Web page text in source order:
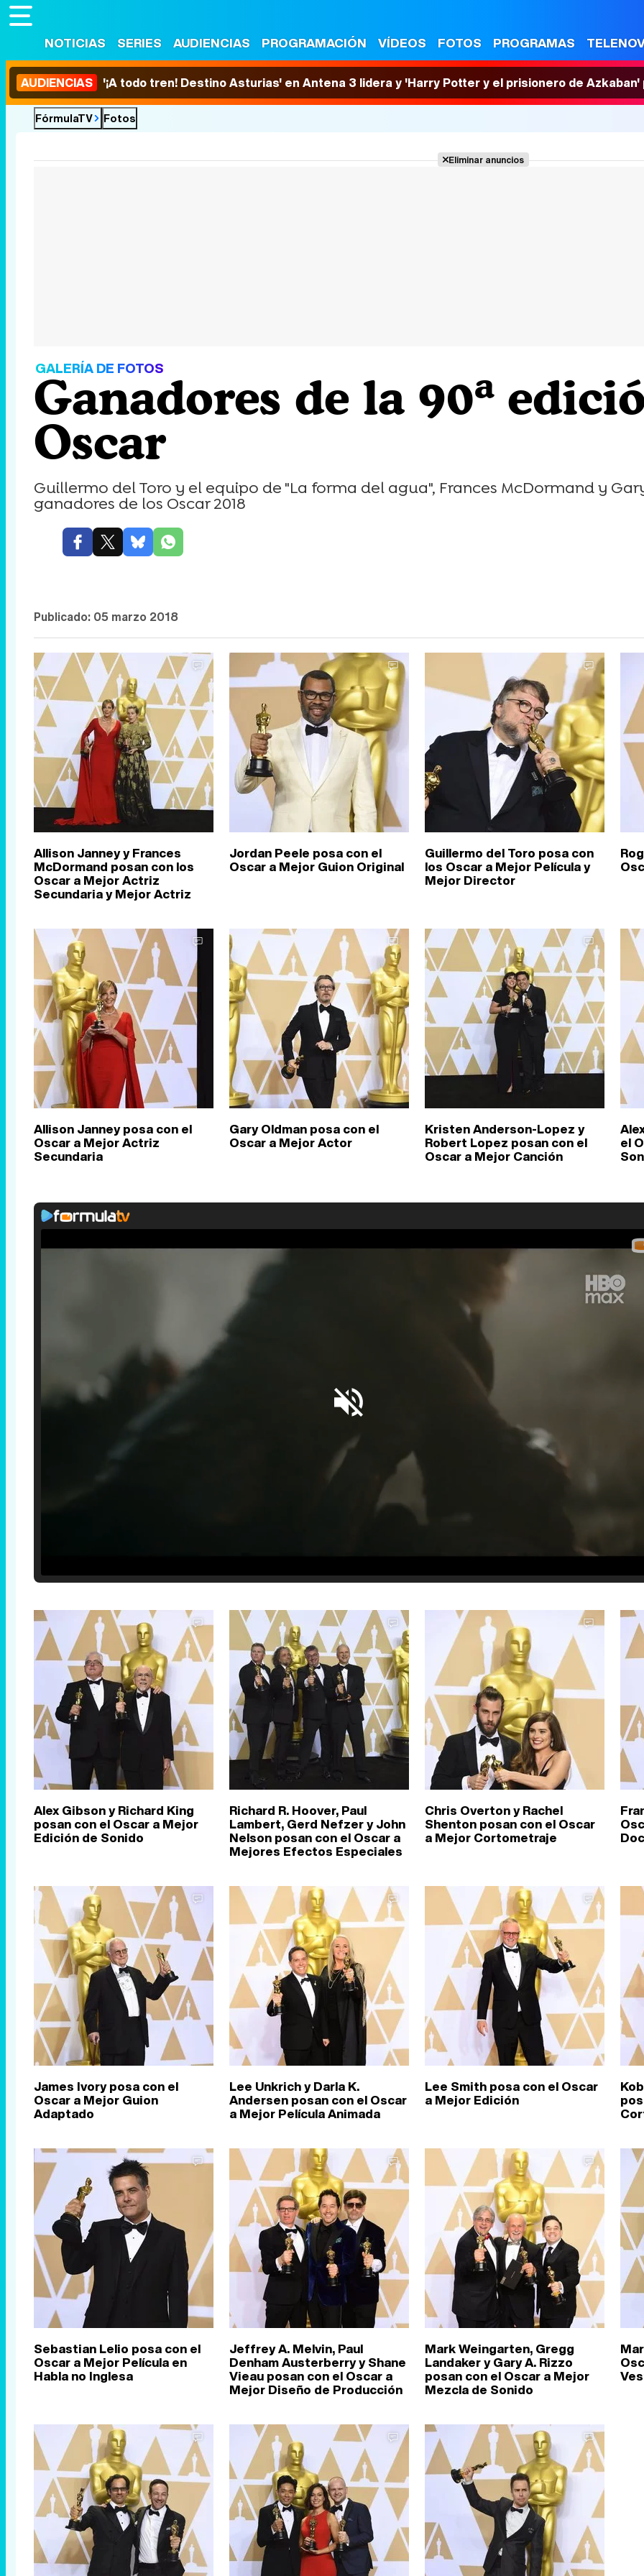
NOTICIAS SERIES AUDIENCIAS PROGRAMACIÓN VÍDEOS FOTOS PROGRAMAS
AUDIENCIAS '¡A todo tren! Destino Asturias' en Antena 3 lidera y 'Harry Potter y el prisionero de
FórmulaTV Fotos
Eliminar anuncios
GALERÍA DE FOTOS
Ganadores de la 90ª
Oscar
Guillermo del Toro y el equipo de "La forma del agua", Frances McDormand y
ganadores de los Oscar 2018
Publicado: 05 marzo 2018
Allison Janney y Frances
McDormand posan con los
Oscar a Mejor Actriz
Secundaria y Mejor Actriz
Jordan Peele posa con el
Oscar a Mejor Guion Original
Guillermo del Toro posa con
los Oscar a Mejor Película y
Mejor Director
Allison Janney posa con el
Oscar a Mejor Actriz
Secundaria
Gary Oldman posa con el
Oscar a Mejor Actor
Kristen Anderson-Lopez y
Robert Lopez posan con el
Oscar a Mejor Canción
el
Alex Gibson y Richard King
posan con el Oscar a Mejor
Edición de Sonido
Richard R. Hoover, Paul
Lambert, Gerd Nefzer y John
Nelson posan con el Oscar a
Mejores Efectos Especiales
Chris Overton y Rachel
Shenton posan con el Oscar
a Mejor Cortometraje
James Ivory posa con el
Oscar a Mejor Guion
Adaptado
Lee Unkrich y Darla K.
Andersen posan con el Oscar
a Mejor Película Animada
Lee Smith posa con el Oscar
a Mejor Edición
Sebastian Lelio posa con el
Oscar a Mejor Película en
Habla no Inglesa
Jeffrey A. Melvin, Paul
Denham Austerberry y Shane
Vieau posan con el Oscar a
Mejor Diseño de Producción
Mark Weingarten, Gregg
Landaker y Gary A. Rizzo
posan con el Oscar a Mejor
Mezcla de Sonido